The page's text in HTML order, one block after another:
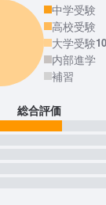
中学受験
高校受験
大学受験
内部進学
補習
総合評価